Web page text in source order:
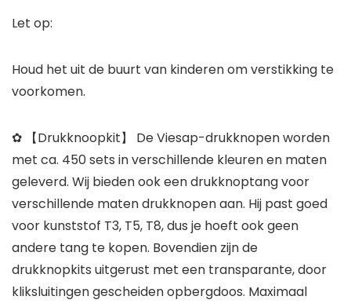
Let op:
Houd het uit de buurt van kinderen om verstikking te
voorkomen.
✿ 【Drukknoopkit】 De Viesap-drukknopen worden
met ca. 450 sets in verschillende kleuren en maten
geleverd. Wij bieden ook een drukknoptang voor
verschillende maten drukknopen aan. Hij past goed
voor kunststof T3, T5, T8, dus je hoeft ook geen
andere tang te kopen. Bovendien zijn de
drukknopkits uitgerust met een transparante, door
kliksluitingen gescheiden opbergdoos. Maximaal